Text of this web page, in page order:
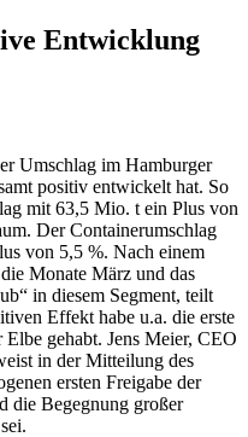
Entwicklung
Umschlag im Hamburger
positiv entwickelt hat. So
mit 63,5 Mio. t ein Plus von
Der Containerumschlag
von 5,5 %. Nach einem
Monate März und das
in diesem Segment, teilt
Effekt habe u.a. die erste
gehabt. Jens Meier, CEO
in der Mitteilung des
ersten Freigabe der
die Begegnung großer